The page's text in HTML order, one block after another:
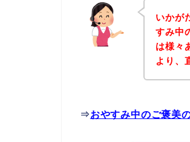
いかが
すみ中
は様々
より、
⇒おやすみ中のご褒美